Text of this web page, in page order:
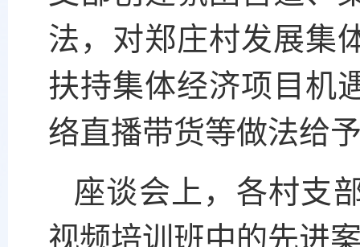
法，对郑庄村发展集
扶持集体经济项目机
络直播带货等做法给
座谈会上，各村支
视频培训班中的先进